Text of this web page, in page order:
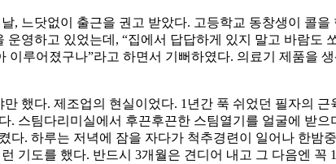
, 느닷없이 출근을 권고 받았다. 고등학교 동창생이 콜
영하고 있었는데, “집에서 답답하게 있지 말고 바람도
루어졌구나”라고 하면서 기뻐하였다. 의료기 제품을
했다. 제조업의 현실이었다. 1년간 푹 쉬었던 필자의
스팀다리미실에서 후끈후끈한 스팀열기를 얼굴에 받
. 하루는 저녁에 잠을 자다가 척추경련이 일어나 한밤
기도를 했다. 반드시 3개월은 견디어 내고 그 다음엔